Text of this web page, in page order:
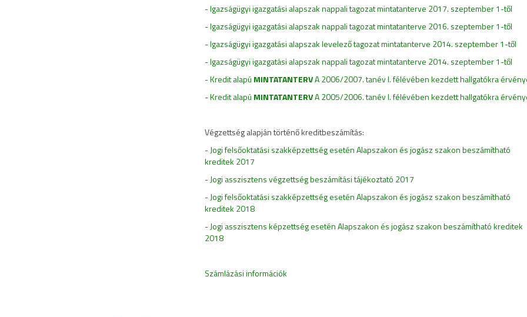
-Igazságügyi igazgatási alapszak nappali tagozat mintatanterve 2017. szeptember 1-től
-Igazságügyi igazgatási alapszak nappali tagozat mintatanterve 2016. szeptember 1-től
-Igazságügyi igazgatási alapszak levelező tagozat mintatanterve 2014. szeptember 1-től
-Igazságügyi igazgatási alapszak nappali tagozat mintatanterve 2014. szeptember 1-től
-Kredit alapú MINTATANTERVA 2006/2007. tanév I. félévében kezdett hallgatókra
-Kredit alapú MINTATANTERVA 2005/2006. tanév I. félévében kezdett hallgatókra
Végzettség alapján történő kreditbeszámítás:
-Jogi felsőoktatási szakképzettség esetén Alapszakon és jogász szakon beszámítható
kreditek 2017
-Jogi asszisztens végzettség beszámítási tájékoztató 2017
-Jogi felsőoktatási szakképzettség esetén Alapszakon és jogász szakon beszámítható
kreditek 2018
-Jogi asszisztens képzettség esetén Alapszakon és jogász szakon beszámítható kreditek
2018
Számlázási információk